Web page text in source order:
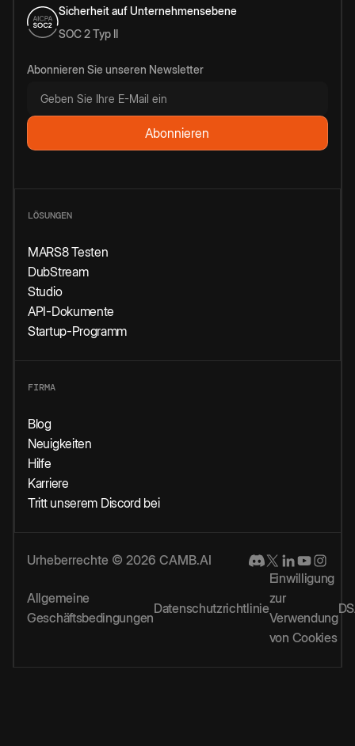
Sicherheit auf Unternehmensebene
SOC 2 Typ II
Abonnieren Sie unseren Newsletter
LÖSUNGEN
MARS8 Testen
DubStream
Studio
API-Dokumente
Startup-Programm
FIRMA
Blog
Neuigkeiten
Hilfe
Karriere
Tritt unserem Discord bei
Urheberrechte © 2026 CAMB.AI
Allgemeine
Geschäftsbedingungen
Datenschutzrichtlinie
Einwilligung
zur
Verwendung
von Cookies